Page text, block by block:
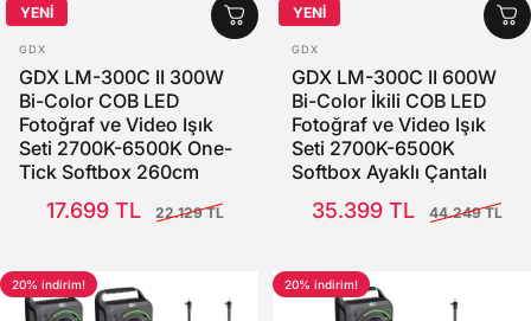
YENİ
SATICI:
GDX
GDX LM-300C II 300W
Bi-Color COB LED
Fotoğraf ve Video Işık
Seti 2700K-6500K One-
Tick Softbox 260cm
Ayaklı Tekli Tam Set
17.699 TL
22.129 TL
YENİ
SATICI:
GDX
GDX LM-300C II 600W
Bi-Color İkili COB LED
Fotoğraf ve Video Işık
Seti 2700K-6500K
Softbox Ayaklı Çantalı
Full Set
35.399 TL
44.249 TL
20% indirim! 20% indirim!